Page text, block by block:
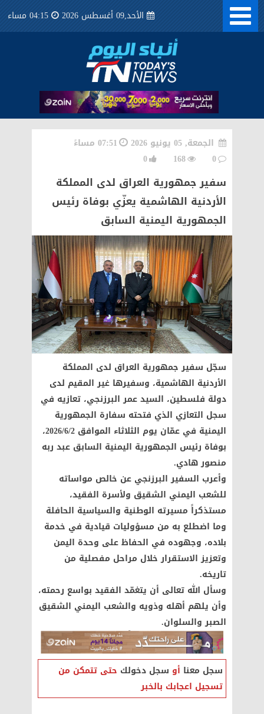
الأحد,09 أغسطس 2026 04:15 مساء
الجمعة, 05 يونيو 2026
07:51 مساءً
0
168
0
سفير جمهورية العراق لدى المملكة
الأردنية الهاشمية يعزّي بوفاة رئيس
الجمهورية اليمنية السابق
سجّل سفير جمهورية العراق لدى المملكة
الأردنية الهاشمية، وسفيرها غير المقيم لدى
دولة فلسطين، السيد عمر البرزنجي، تعازيه في
سجل التعازي الذي فتحته سفارة الجمهورية
اليمنية في عمّان يوم الثلاثاء الموافق 2026/6/2،
بوفاة رئيس الجمهورية اليمنية السابق عبد ربه
منصور هادي.
وأعرب السفير البرزنجي عن خالص مواساته
للشعب اليمني الشقيق ولأسرة الفقيد،
مستذكراً مسيرته الوطنية والسياسية الحافلة
وما اضطلع به من مسؤوليات قيادية في خدمة
بلاده، وجهوده في الحفاظ على وحدة اليمن
وتعزيز الاستقرار خلال مراحل مفصلية من
تاريخه.
وسأل الله تعالى أن يتغمّد الفقيد بواسع رحمته،
وأن يلهم أهله وذويه والشعب اليمني الشقيق
الصبر والسلوان.
سجل معنا أو سجل دخولك حتى تتمكن من
تسجيل اعجابك بالخبر